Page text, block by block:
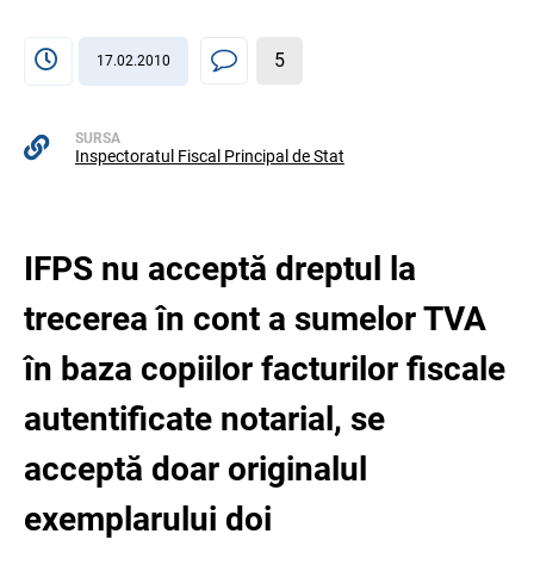
17.02.2010 5
SURSA
Inspectoratul Fiscal Principal de Stat
IFPS nu acceptă dreptul la
trecerea în cont a sumelor TVA
în baza copiilor facturilor fiscale
autentificate notarial, se
acceptă doar originalul
exemplarului doi